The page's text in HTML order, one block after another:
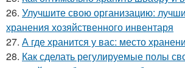
26. Улучшите свою организацию:
хранения хозяйственного инвентаря
27. А где хранится у вас: место
28. Как сделать регулируемые полы